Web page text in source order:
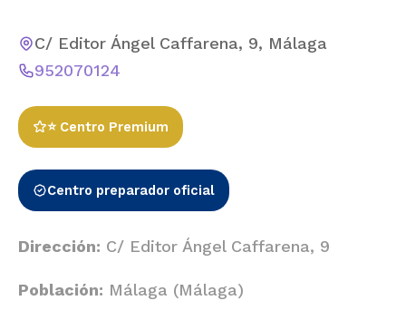
C/ Editor Ángel Caffarena, 9, Málaga
952070124
⭐ Centro Premium
Centro preparador oficial
Dirección: C/ Editor Ángel Caffarena, 9
Población: Málaga (Málaga)